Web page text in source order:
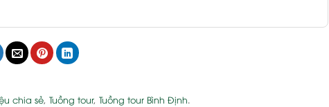
chia sẻ, Tuồng tour, Tuồng tour Bình Định.